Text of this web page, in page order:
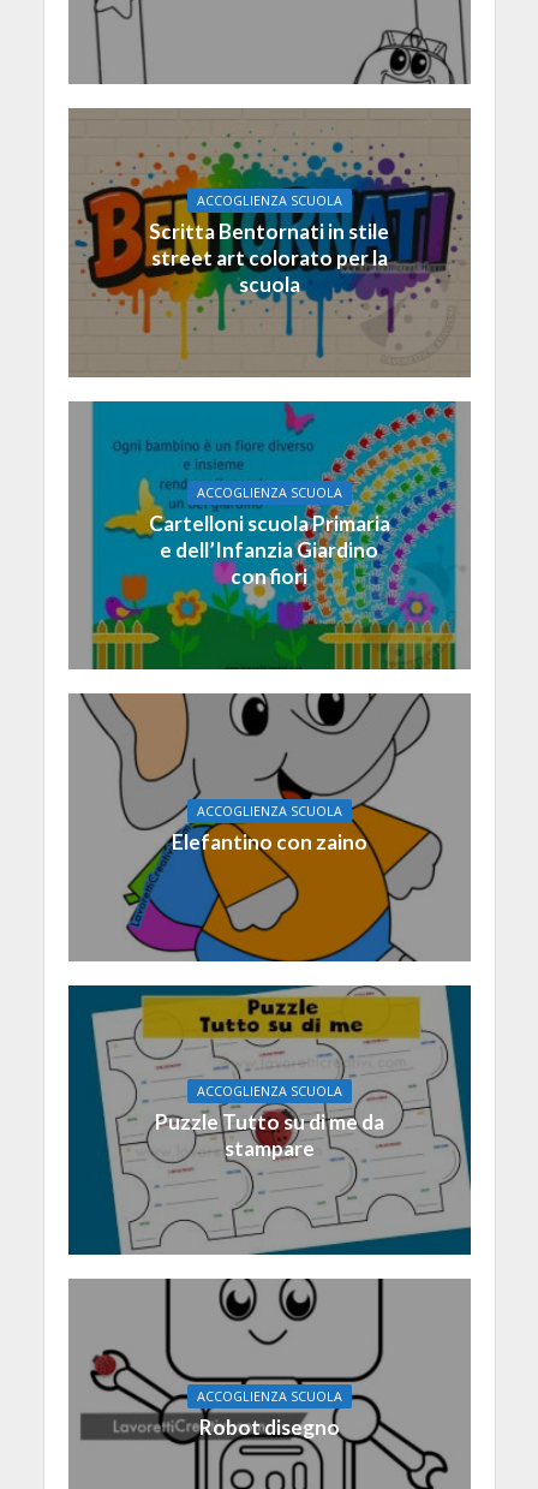
ACCOGLIENZA SCUOLA
Scritta Bentornati in stile
street art colorato per la
scuola
ACCOGLIENZA SCUOLA
Cartelloni scuola Primaria
e dell’Infanzia Giardino
con fiori
ACCOGLIENZA SCUOLA
Elefantino con zaino
ACCOGLIENZA SCUOLA
Puzzle Tutto su di me da
stampare
ACCOGLIENZA SCUOLA
Robot disegno